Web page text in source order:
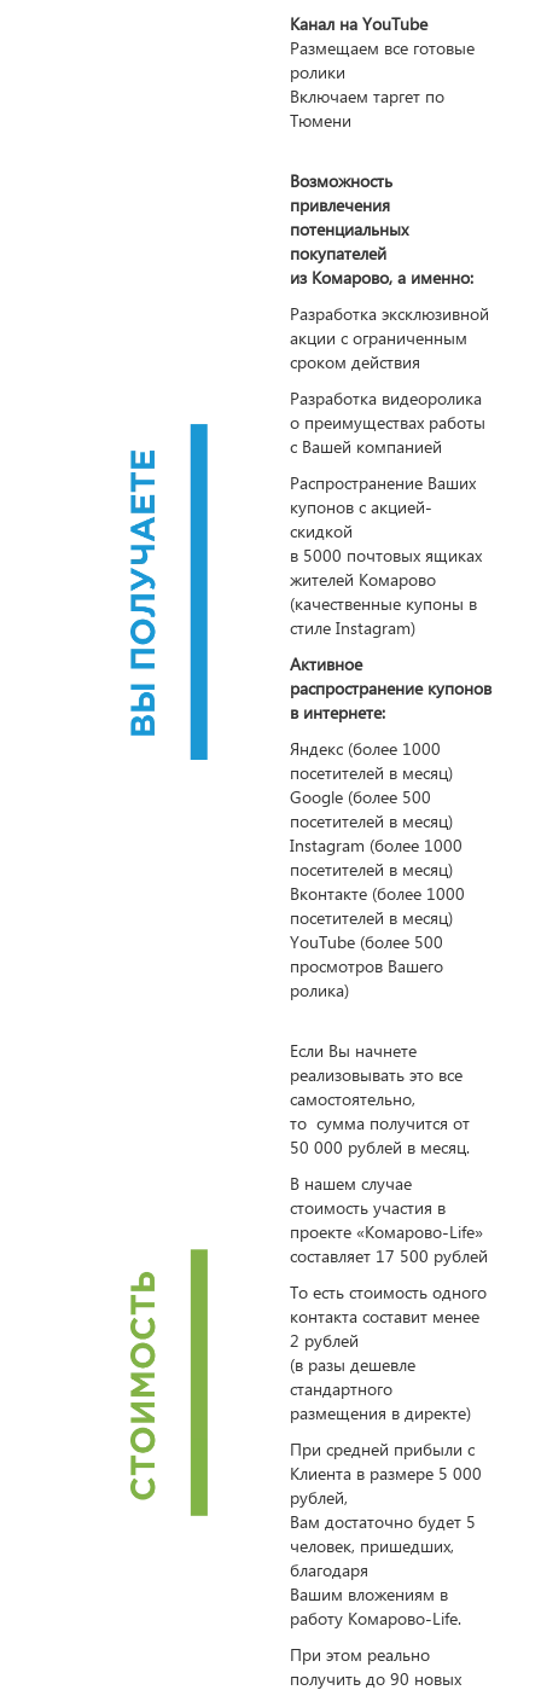
Канал на YouTube
Размещаем все готовые
ролики
Включаем таргет по
Тюмени
Возможность
привлечения
потенциальных
покупателей
из Комарово, а именно:
Разработка эксклюзивной
акции с ограниченным
сроком действия
Разработка видеоролика
о преимуществах работы
с Вашей компанией
Распространение Ваших
купонов с акцией-
скидкой
в 5000 почтовых ящиках
жителей Комарово
(качественные купоны в
стиле Instagram)
Активное
распространение купонов
в интернете:
Яндекс (более 1000
посетителей в месяц)
Google (более 500
посетителей в месяц)
Instagram (более 1000
посетителей в месяц)
Вконтакте (более 1000
посетителей в месяц)
YouTube (более 500
просмотров Вашего
ролика)
Если Вы начнете
реализовывать это все
самостоятельно,
то сумма получится от
50 000 рублей в месяц.
В нашем случае
стоимость участия в
проекте «Комарово-Life»
составляет 17 500 рублей
То есть стоимость одного
контакта составит менее
2 рублей
(в разы дешевле
стандартного
размещения в директе)
При средней прибыли с
Клиента в размере 5 000
рублей,
Вам достаточно будет 5
человек, пришедших,
благодаря
Вашим вложениям в
работу Комарово-Life.
При этом реально
получить до 90 новых